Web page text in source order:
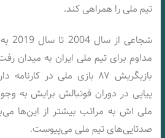
تیم ملی را همراهی کند.
مداوم برای تیم ملی ایران به میدان
بازیگریش ۸۷ بازی ملی در
پیاپی در دوران فوتبالش برایش به
ملی اش به مراتب بیشتر از این‌ها
صدتایی‌های تیم ملی می‌پیوست.